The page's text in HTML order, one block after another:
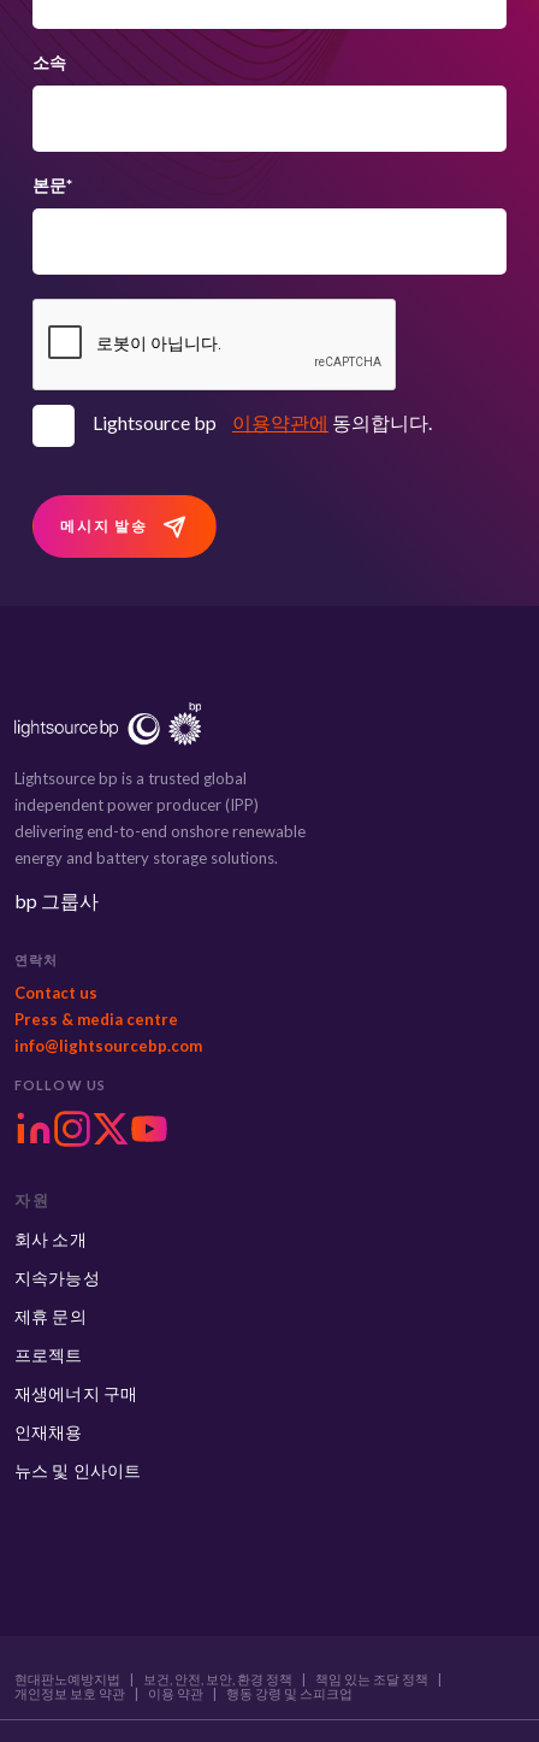
소속
본문*
Lightsource bp 이용약관에 동의합니다.
메시지 발송
Lightsource bp is a trusted global
independent power producer (IPP)
delivering end-to-end onshore renewable
energy and battery storage solutions.
bp 그룹사
연락처
Contact us
Press & media centre
info@lightsourcebp.com
FOLLOW US
자원
회사 소개
지속가능성
제휴 문의
프로젝트
재생에너지 구매
인재채용
뉴스 및 인사이트
현대판노예방지법 보건, 안전, 보안, 환경 정책 책임 있는 조달 정책
개인정보 보호 약관
이용 약관 행동 강령 및 스피크업